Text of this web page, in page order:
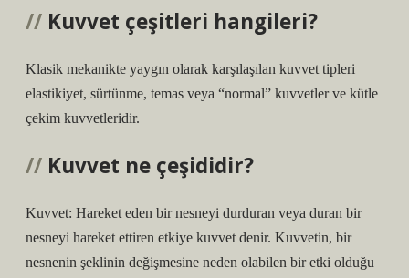
Kuvvet çeşitleri hangileri?
Klasik mekanikte yaygın olarak karşılaşılan kuvvet tipleri
elastikiyet, sürtünme, temas veya “normal” kuvvetler ve kütle
çekim kuvvetleridir.
Kuvvet ne çeşididir?
Kuvvet: Hareket eden bir nesneyi durduran veya duran bir
nesneyi hareket ettiren etkiye kuvvet denir. Kuvvetin, bir
nesnenin şeklinin değişmesine neden olabilen bir etki olduğu